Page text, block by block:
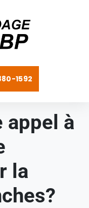
1592
appel à
la